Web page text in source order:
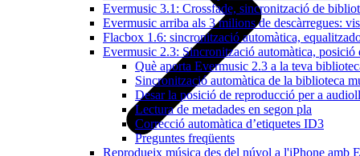
Evermusic 3.1: Crossfade, sincronització de
Evermusic arriba als 3 milions de descàrregues:
Flacbox 1.6: sincronització automàtica,
Evermusic 2.3: Sincronització automàtica, posició
Què aporta Evermusic 2.3 a la teva
Sincronització automàtica de la biblioteca
Desar la posició de reproducció per a
Lectura de metadades en segon pla
Correcció automàtica d’etiquetes ID3
Preguntes freqüents
Reprodueix música des del núvol a l'iPhone amb